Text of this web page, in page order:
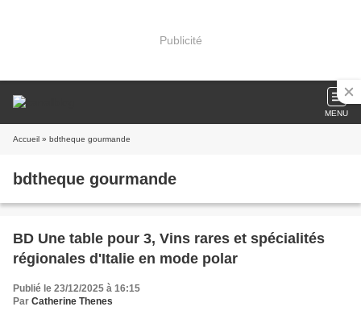
Publicité
MENU
Accueil » bdtheque gourmande
bdtheque gourmande
BD Une table pour 3, Vins rares et spécialités
régionales d'Italie en mode polar
Publié le 23/12/2025 à 16:15
Par Catherine Thenes